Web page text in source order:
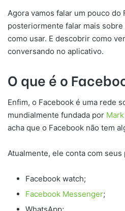
Agora vamos falar um pouco do
posteriormente falar mais
como usar. E descobrir como
conversando no aplicativo.
O que é o
Enfim, o Facebook é uma rede
mundialmente fundada por
acha que o Facebook não tem
Atualmente, ele conta com
Facebook watch;
Facebook Messenger;